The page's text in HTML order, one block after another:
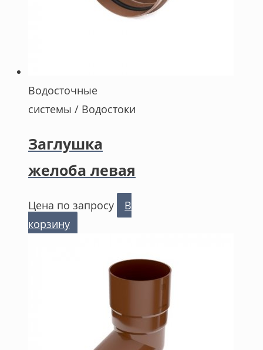
Водосточные
системы / Водостоки
Заглушка
желоба левая
Цена по запросу
В
корзину